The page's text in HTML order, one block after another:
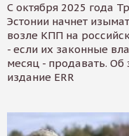
С октября 2025 года
Эстонии начнет
возле КПП на
- если их законные
месяц - продавать. Об
издание ERR